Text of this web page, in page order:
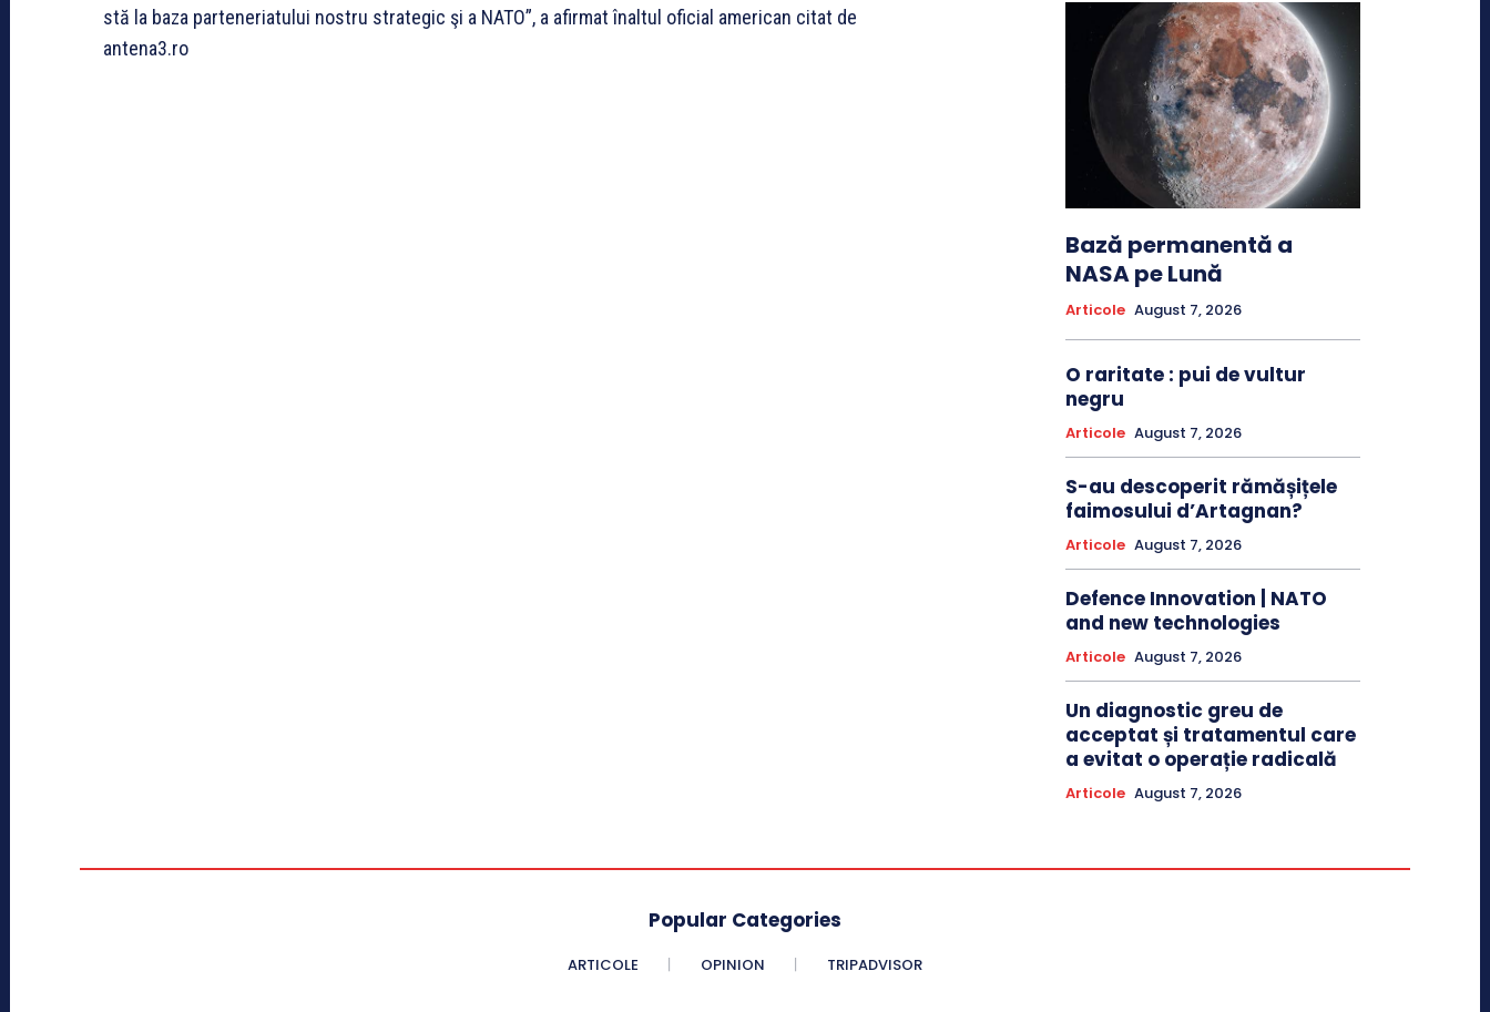
stă la baza parteneriatului nostru strategic şi a NATO”, a afirmat înaltul oficial american citat de
antena3.ro
Bază permanentă a
NASA pe Lună
Articole August 7, 2026
O raritate : pui de vultur
negru
Articole August 7, 2026
S-au descoperit rămășițele
faimosului d’Artagnan?
Articole August 7, 2026
Defence Innovation | NATO
and new technologies
Articole August 7, 2026
Un diagnostic greu de
acceptat și tratamentul care
a evitat o operație radicală
Articole August 7, 2026
Popular Categories
ARTICOLE OPINION TRIPADVISOR